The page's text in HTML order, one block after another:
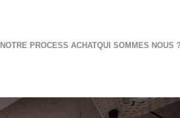
NOTRE PROCESS ACHATQUI SOMMES NOUS ?